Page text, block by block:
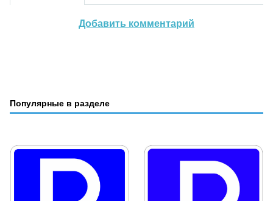
Добавить комментарий
Популярные в разделе